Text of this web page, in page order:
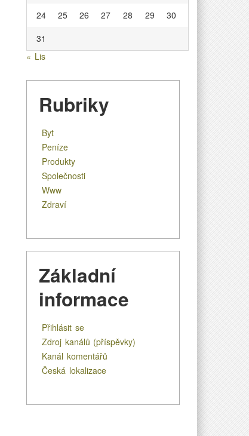
zachraňují
majetek
24
25 26 27 28 29
30
31
« Lis
Rubriky
Byt
Peníze
Produkty
Společnosti
Www
Zdraví
Základní
informace
Přihlásit se
Zdroj kanálů (příspěvky)
Kanál komentářů
Česká lokalizace